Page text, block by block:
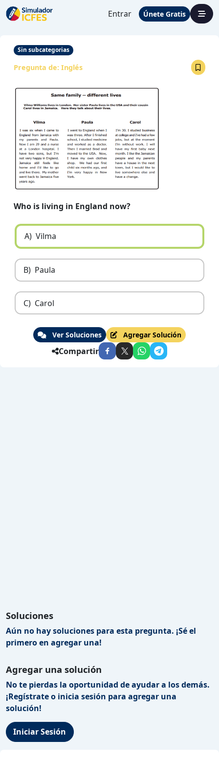
Entrar Únete Gratis
Sin subcategorias
Pregunta de: Inglés
Who is living in England now?
A) Vilma
B) Paula
C) Carol
Ver Soluciones Agregar Solución
Compartir
Soluciones
Aún no hay soluciones para esta pregunta. ¡Sé el
primero en agregar una!
Agregar una solución
No te pierdas la oportunidad de ayudar a los demás.
¡Regístrate o inicia sesión para agregar una
solución!
Iniciar Sesión